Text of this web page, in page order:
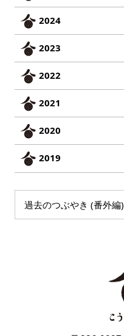
2024
2023
2022
2021
2020
2019
過去のつぶやき (番外編)